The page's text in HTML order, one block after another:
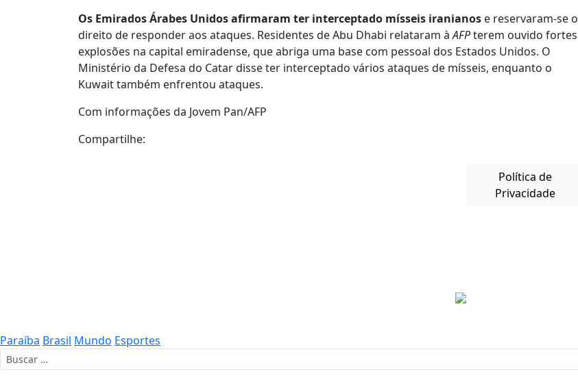
Os Emirados Árabes Unidos afirmaram ter interceptado mísseis iranianos e reservaram-se o
direito de responder aos ataques. Residentes de Abu Dhabi relataram àAFPterem ouvido fortes
explosões na capital emiradense, que abriga uma base com pessoal dos Estados Unidos. O
Ministério da Defesa do Catar disse ter interceptado vários ataques de mísseis, enquanto o
Kuwait também enfrentou ataques.
Com informações da Jovem Pan/AFP
Compartilhe:
Política de
Privacidade
Paraíba Brasil Mundo Esportes
Buscar por: